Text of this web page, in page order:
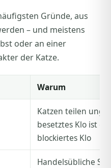
Gründe, aus
– und meistens
oder an einer
der Katze.
Warum
Katzen teilen
besetztes Klo ist ein
blockiertes Klo
Handelsübliche